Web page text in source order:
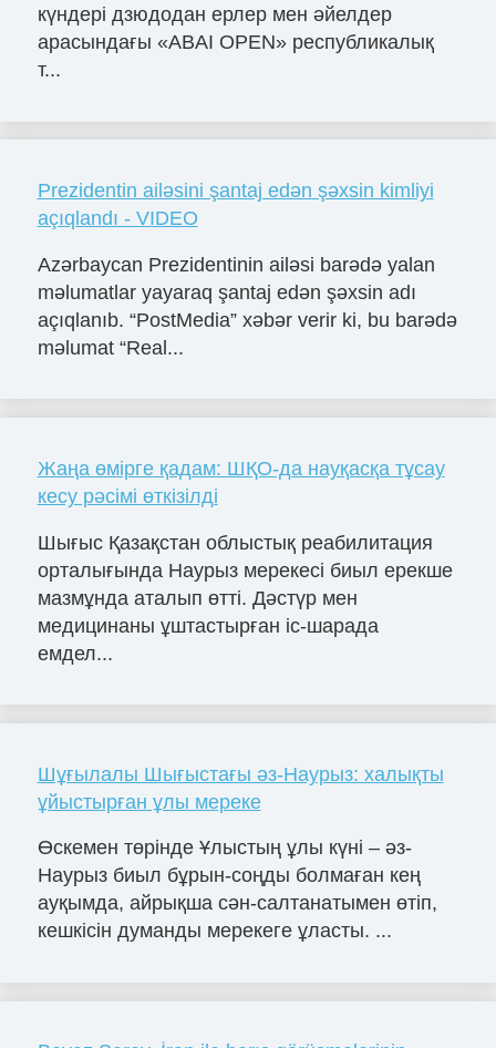
күндері дзюдодан ерлер мен әйелдер
арасындағы «ABAI OPEN» республикалық
т...
Prezidentin ailəsini şantaj edən şəxsin kimliyi
açıqlandı - VIDEO
Azərbaycan Prezidentinin ailəsi barədə yalan
məlumatlar yayaraq şantaj edən şəxsin adı
açıqlanıb. “PostMedia” xəbər verir ki, bu barədə
məlumat “Real...
Жаңа өмірге қадам: ШҚО-да науқасқа тұсау
кесу рәсімі өткізілді
Шығыс Қазақстан облыстық реабилитация
орталығында Наурыз мерекесі биыл ерекше
мазмұнда аталып өтті. Дәстүр мен
медицинаны ұштастырған іс-шарада
емдел...
Шұғылалы Шығыстағы әз-Наурыз: халықты
ұйыстырған ұлы мереке
Өскемен төрінде Ұлыстың ұлы күні – әз-
Наурыз биыл бұрын-соңды болмаған кең
ауқымда, айрықша сән-салтанатымен өтіп,
кешкісін думанды мерекеге ұласты. ...